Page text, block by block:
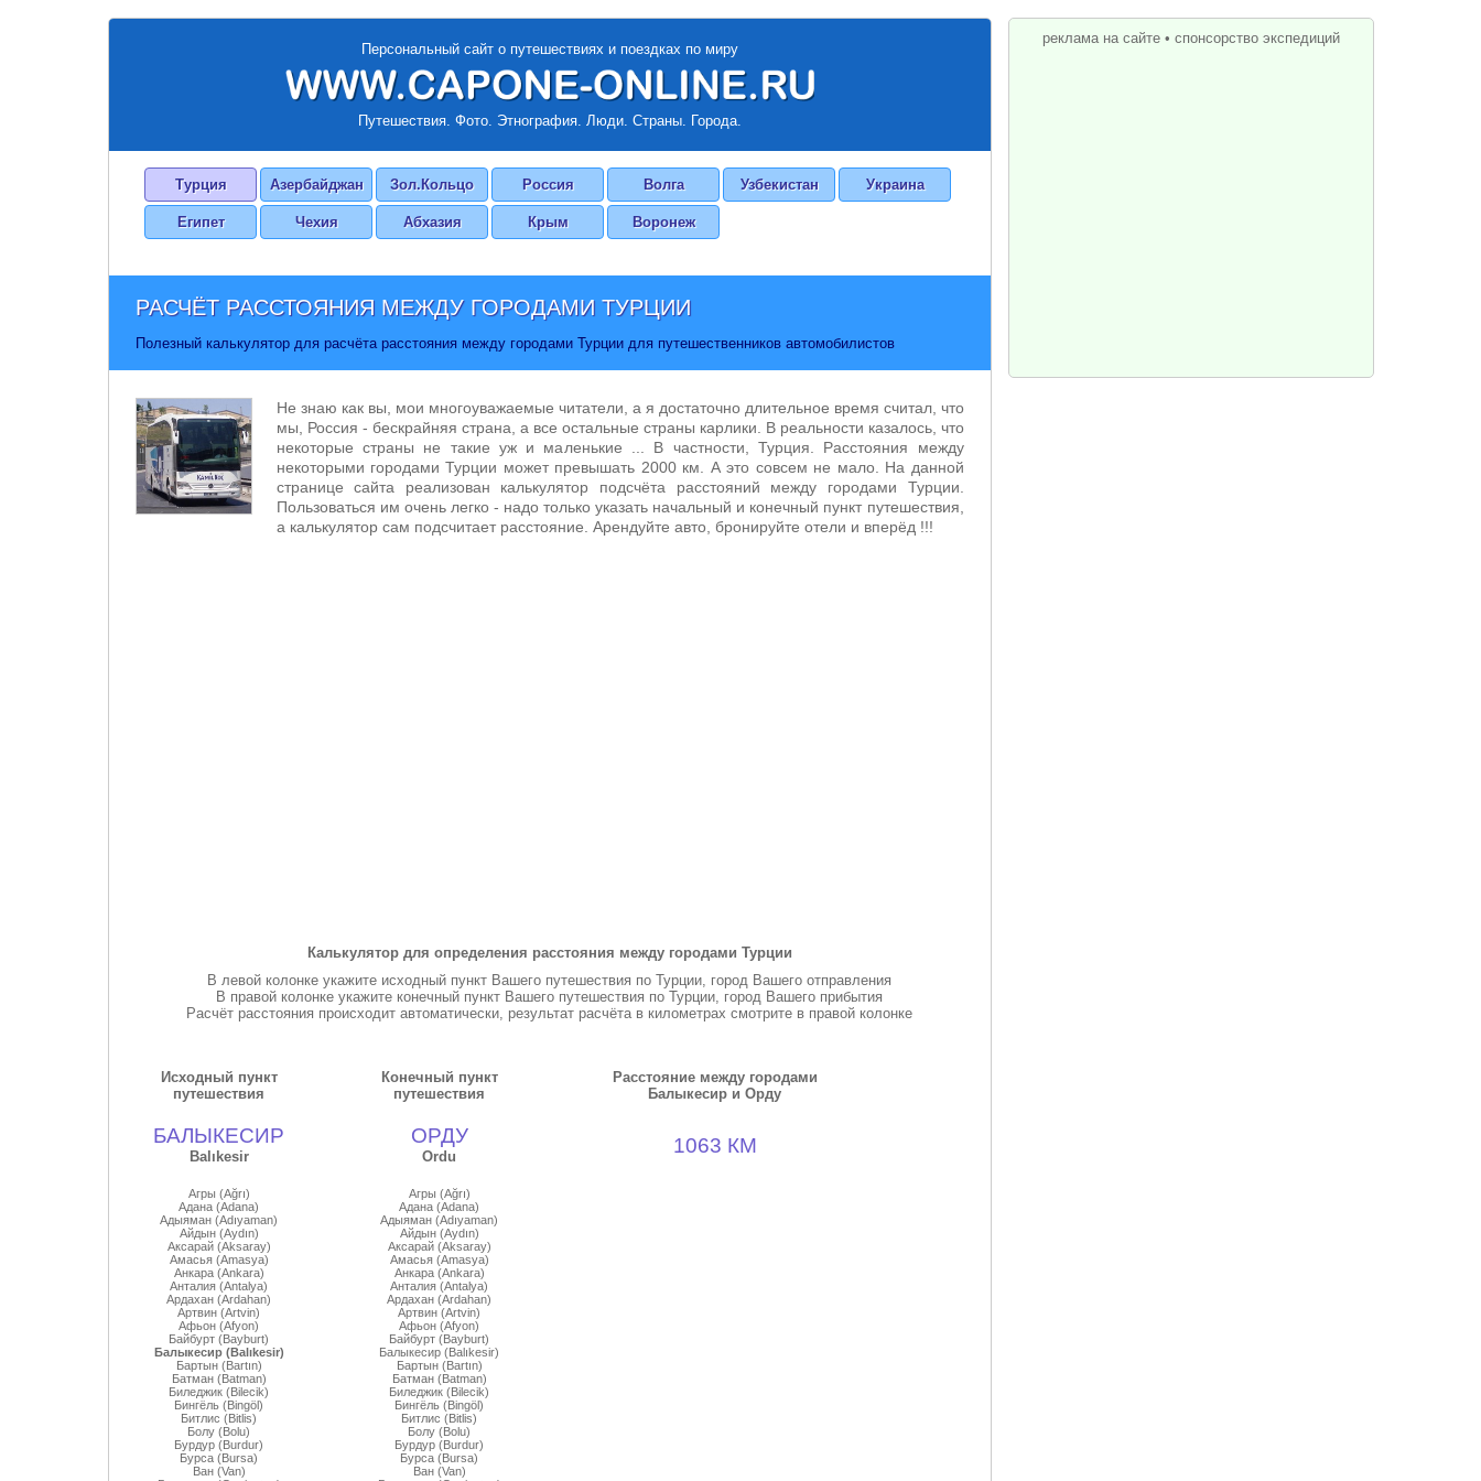
Персональный сайт о путешествиях и поездках по миру
Путешествия. Фото. Этнография. Люди. Страны. Города.
Турция Азербайджан Зол.Кольцо Россия Волга Узбекистан Украина
Египет Чехия Абхазия Крым Воронеж
РАСЧЁТ РАССТОЯНИЯ МЕЖДУ ГОРОДАМИ ТУРЦИИ
Полезный калькулятор для расчёта расстояния между городами Турции для путешественников автомобилистов
Не знаю как вы, мои многоуважаемые читатели, а я достаточно длительное время считал, что
мы, Россия - бескрайняя страна, а все остальные страны карлики. В реальности казалось, что
некоторые страны не такие уж и маленькие ... В частности, Турция. Расстояния между
некоторыми городами Турции может превышать 2000 км. А это совсем не мало. На данной
странице сайта реализован калькулятор подсчёта расстояний между городами Турции.
Пользоваться им очень легко - надо только указать начальный и конечный пункт путешествия,
а калькулятор сам подсчитает расстояние. Арендуйте авто, бронируйте отели и вперёд !!!
Калькулятор для определения расстояния между городами Турции
В левой колонке укажите исходный пункт Вашего путешествия по Турции, город Вашего отправления
В правой колонке укажите конечный пункт Вашего путешествия по Турции, город Вашего прибытия
Расчёт расстояния происходит автоматически, результат расчёта в километрах смотрите в правой колонке
Исходный пункт
путешествия
БАЛЫКЕСИР
Balıkesir
Конечный пункт
путешествия
ОРДУ
Ordu
Расстояние между городами
Балыкесир и Орду
1063 КМ
Агры (Ağrı)
Адана (Adana)
Адыяман (Adıyaman)
Айдын (Aydın)
Аксарай (Aksaray)
Амасья (Amasya)
Анкара (Ankara)
Анталия (Antalya)
Ардахан (Ardahan)
Артвин (Artvin)
Афьон (Afyon)
Байбурт (Bayburt)
Балыкесир (Balıkesir)
Бартын (Bartın)
Батман (Batman)
Биледжик (Bilecik)
Бингёль (Bingöl)
Битлис (Bitlis)
Болу (Bolu)
Бурдур (Burdur)
Бурса (Bursa)
Ван (Van)
Агры (Ağrı)
Адана (Adana)
Адыяман (Adıyaman)
Айдын (Aydın)
Аксарай (Aksaray)
Амасья (Amasya)
Анкара (Ankara)
Анталия (Antalya)
Ардахан (Ardahan)
Артвин (Artvin)
Афьон (Afyon)
Байбурт (Bayburt)
Балыкесир (Balıkesir)
Бартын (Bartın)
Батман (Batman)
Биледжик (Bilecik)
Бингёль (Bingöl)
Битлис (Bitlis)
Болу (Bolu)
Бурдур (Burdur)
Бурса (Bursa)
Ван (Van)
реклама на сайте• спонсорство экспедиций